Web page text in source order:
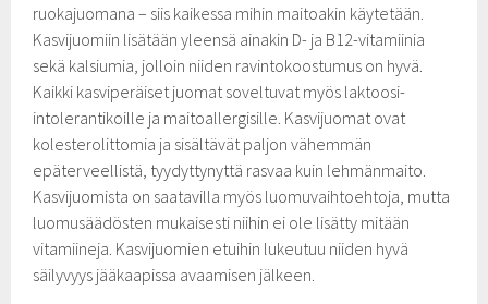
ruokajuomana – siis kaikessa mihin maitoakin käytetään.
Kasvijuomiin lisätään yleensä ainakin D- ja B12-vitamiinia
sekä kalsiumia, jolloin niiden ravintokoostumus on hyvä.
Kaikki kasviperäiset juomat soveltuvat myös laktoosi-
intolerantikoille ja maitoallergisille. Kasvijuomat ovat
kolesterolittomia ja sisältävät paljon vähemmän
epäterveellistä, tyydyttynyttä rasvaa kuin lehmänmaito.
Kasvijuomista on saatavilla myös luomuvaihtoehtoja, mutta
luomusäädösten mukaisesti niihin ei ole lisätty mitään
vitamiineja. Kasvijuomien etuihin lukeutuu niiden hyvä
säilyvyys jääkaapissa avaamisen jälkeen.